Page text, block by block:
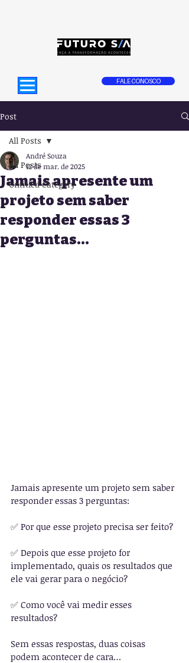
FALE CONOSCO
Post
All Posts
Untitled Category
All Posts
Jamais apresente um
projeto sem saber
responder essas 3
perguntas…
André Souza
12 de mar. de 2025
Jamais apresente um projeto sem saber
responder essas 3 perguntas:
✅ Por que esse projeto precisa ser feito?
✅ Depois que esse projeto for
implementado, quais os resultados que
ele vai gerar para o negócio?
✅ Como você vai medir esses
resultados?
Sem essas respostas, duas coisas
podem acontecer de cara…